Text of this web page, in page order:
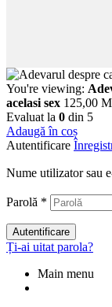
You're viewing:
acelasi sex 125,00
Evaluat la 0 din 5
Adaugă în coș
Autentificare
Nume utilizator sau
Parolă *
Autentificare
Ți-ai uitat parola?
Main menu